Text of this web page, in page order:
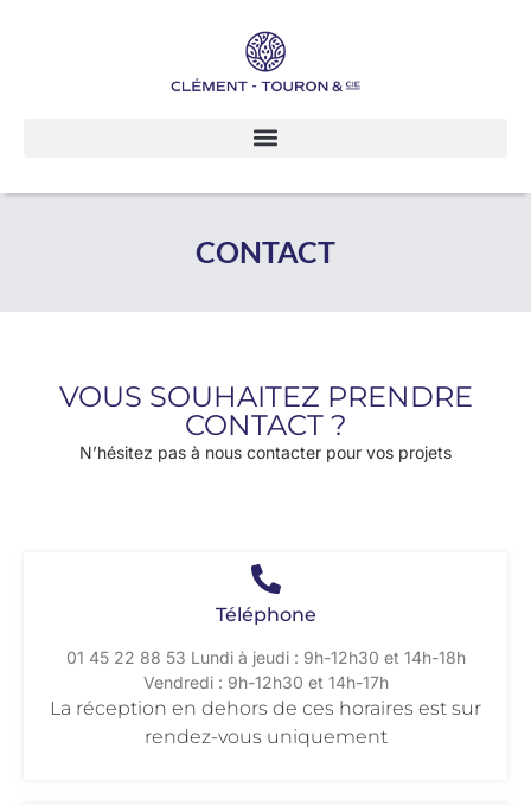
CONTACT
VOUS SOUHAITEZ PRENDRE
CONTACT ?
N’hésitez pas à nous contacter pour vos projets
Téléphone
01 45 22 88 53 Lundi à jeudi : 9h-12h30 et 14h-18h
Vendredi : 9h-12h30 et 14h-17h
La réception en dehors de ces horaires est sur
rendez-vous uniquement